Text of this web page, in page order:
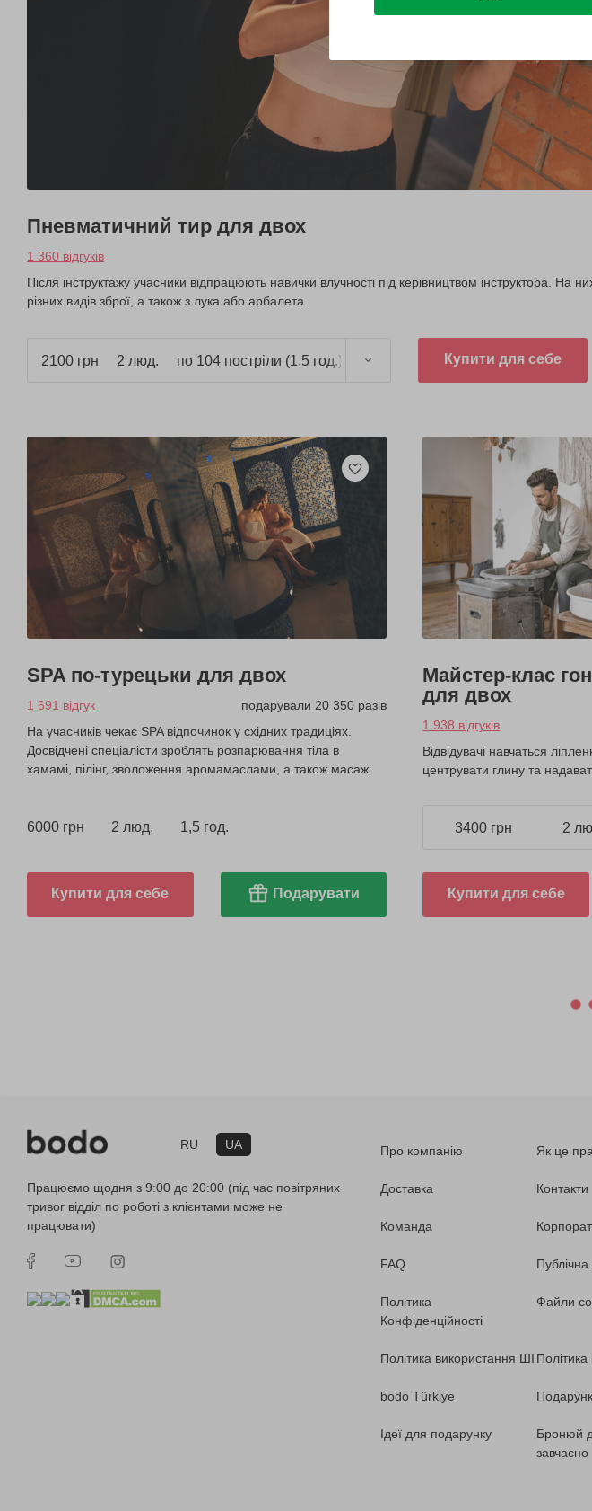
Пневматичний тир для двох
1 360 відгуків
Після інструктажу учасники відпрацюють навички влучності під керівництвом інструктора. На
різних видів зброї, а також з лука або арбалета.
2100 грн 2 люд. по 104 постріли (1,5 год.) Купити для себе
SPA по-турецьки для двох
1 691 відгук
подарували 20 350 разів
На учасників чекає SPA відпочинок у східних традиціях.
Досвідчені спеціалісти зроблять розпарювання тіла в
хамамі, пілінг, зволоження аромамаслами, а також масаж.
6000 грн 2 люд. 1,5 год.
Купити для себе Подарувати
Майстер-клас
для двох
1 938 відгуків
Відвідувачі навчаться
центрувати глину та
3400 грн 2
Купити для себе
RU UA
Працюємо щодня з 9:00 до 20:00 (під час повітряних
тривог відділ по роботі з клієнтами може не
працювати)
Про компанію Як це
Доставка Контакти
Команда
FAQ
Політика
Конфіденційності
Файли
Політика використання ШІ
bodo Türkiye
Ідеї для подарунку
Бронюй
завчасно